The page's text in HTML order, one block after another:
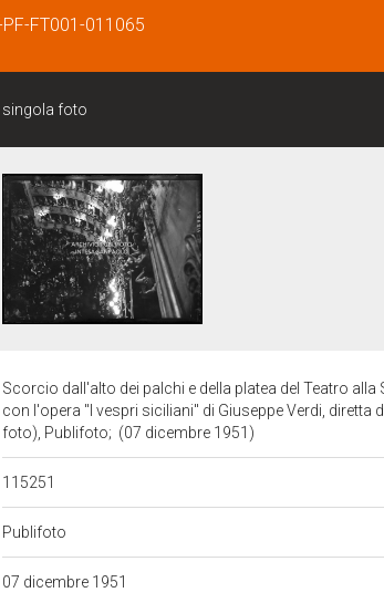
FT001-011065
singola foto
Scorcio dall'alto dei palchi e della platea del Teatro
con l'opera "I vespri siciliani" di Giuseppe Verdi,
foto), Publifoto; (07 dicembre 1951)
115251
Publifoto
07 dicembre 1951